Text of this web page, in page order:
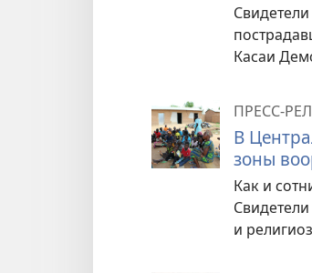
Касаи
ПРЕСС-
В
зоны
Как и
и